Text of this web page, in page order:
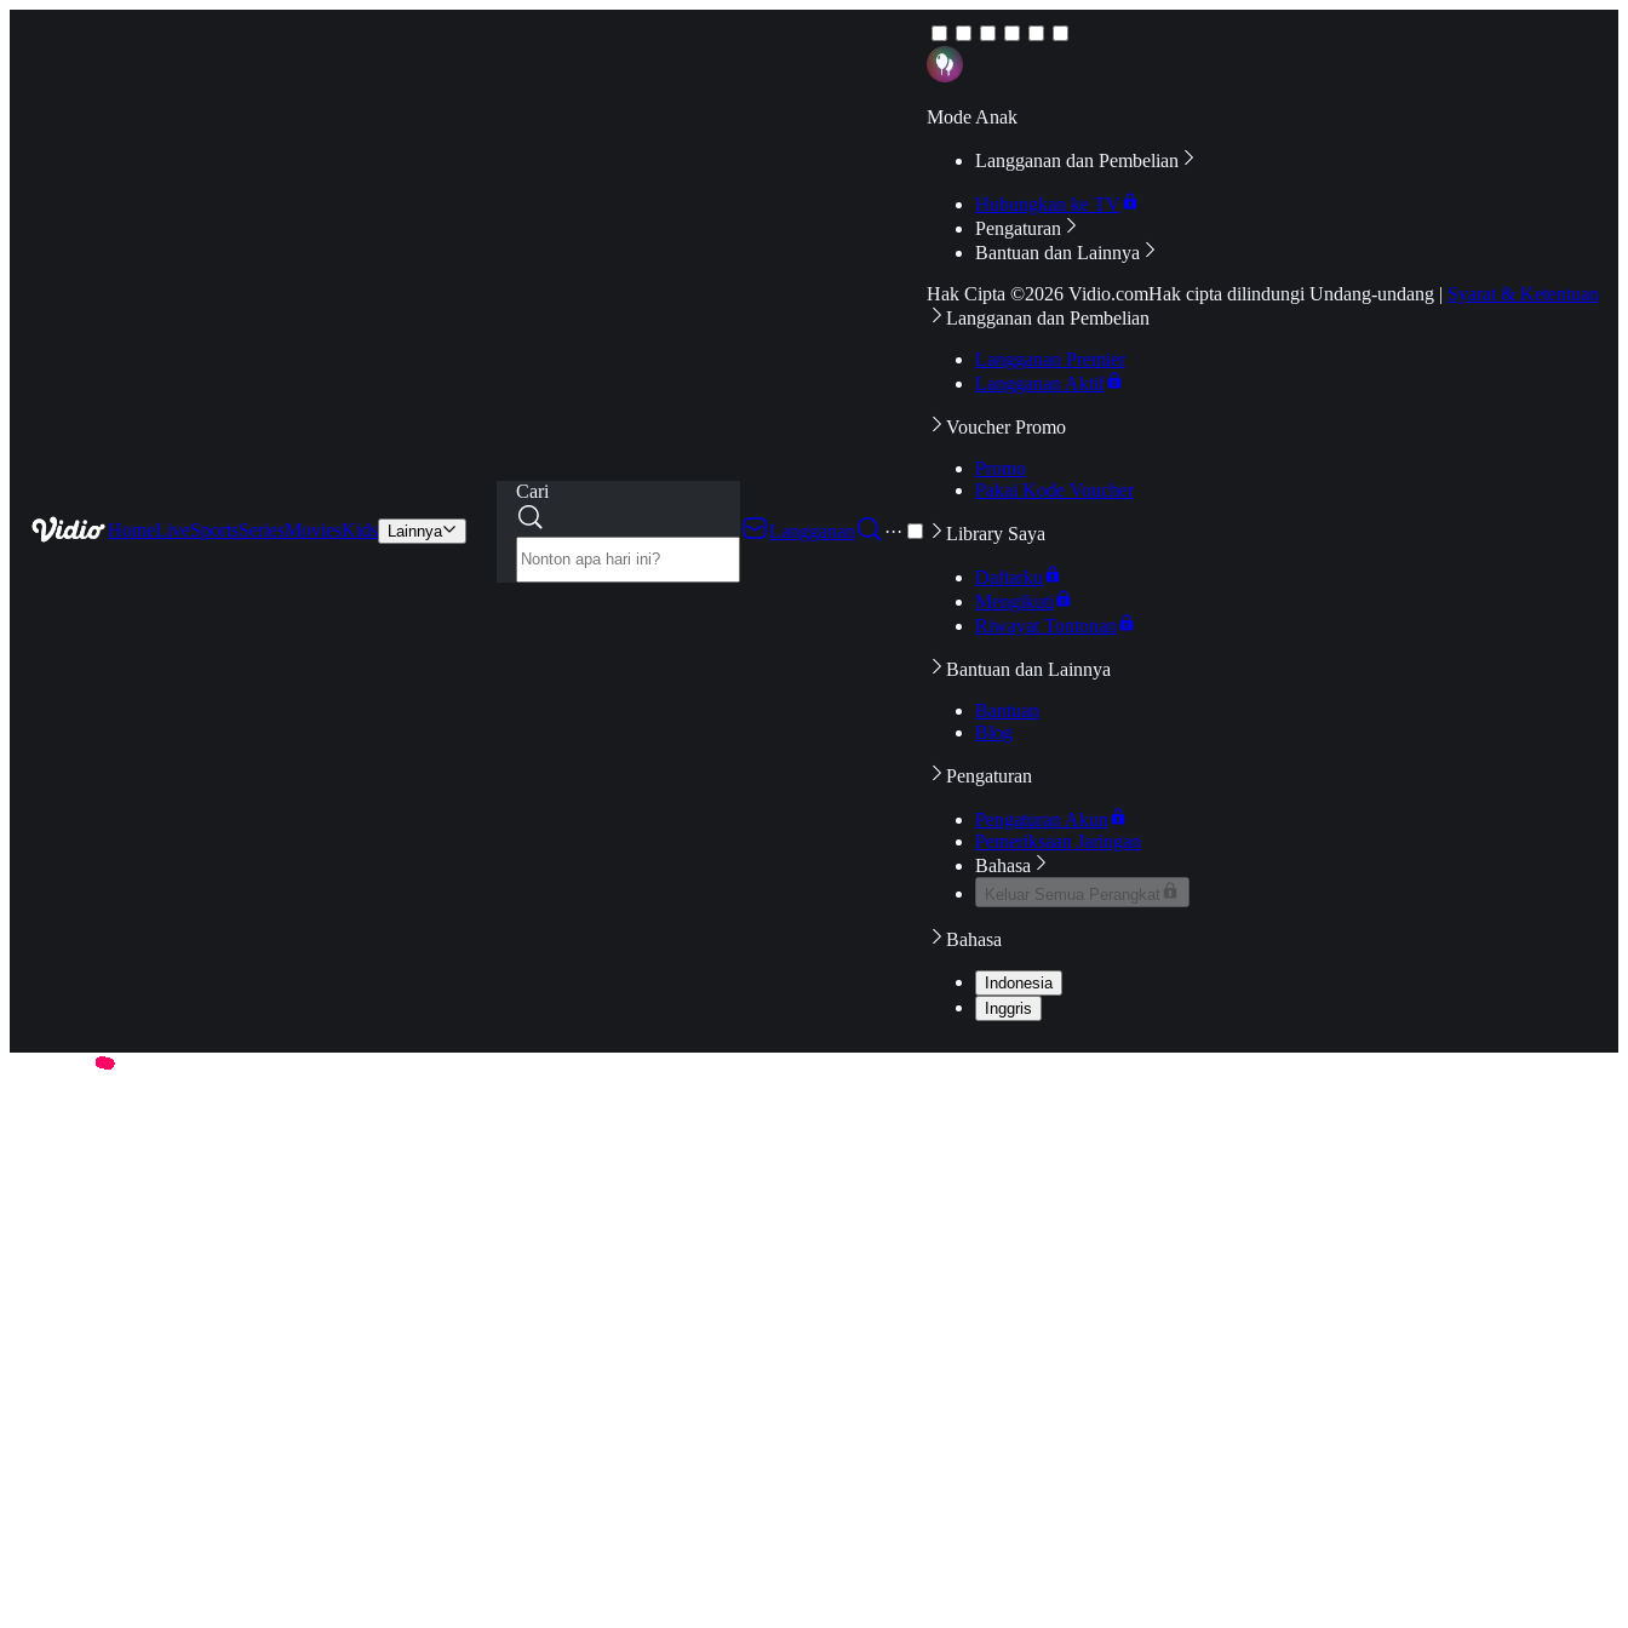
HomeLiveSportsSeriesMoviesKids Lainnya
Cari
Langganan
···
Mode Anak
Langganan dan Pembelian
Hubungkan ke TV
Pengaturan
Bantuan dan Lainnya
Hak Cipta ©2026 Vidio.comHak cipta dilindungi Undang-undang | Syarat & Ketentuan
Langganan dan Pembelian
Langganan Premier
Langganan Aktif
Voucher Promo
Promo
Pakai Kode Voucher
Library Saya
Daftarku
Mengikuti
Riwayat Tontonan
Bantuan dan Lainnya
Bantuan
Blog
Pengaturan
Pengaturan Akun
Pemeriksaan Jaringan
Bahasa
Keluar Semua Perangkat
Bahasa
Indonesia
Inggris